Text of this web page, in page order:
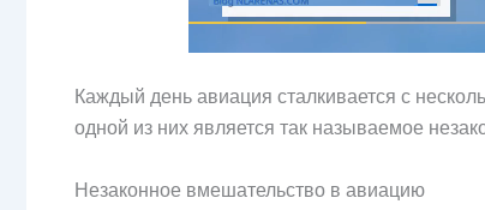
Каждый день авиация сталкивается с
одной из них является так называемое
Незаконное вмешательство в авиацию